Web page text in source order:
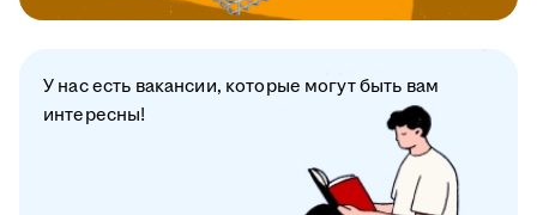
У нас есть вакансии, которые могут быть вам
интересны!